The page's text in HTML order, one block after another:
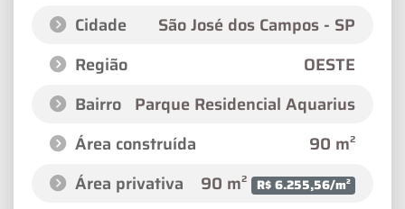
Cidade
São José dos Campos - SP
Região
OESTE
Bairro Parque Residencial Aquarius
Área construída
90 m²
Área privativa
90 m² R$ 6.255,56/m²